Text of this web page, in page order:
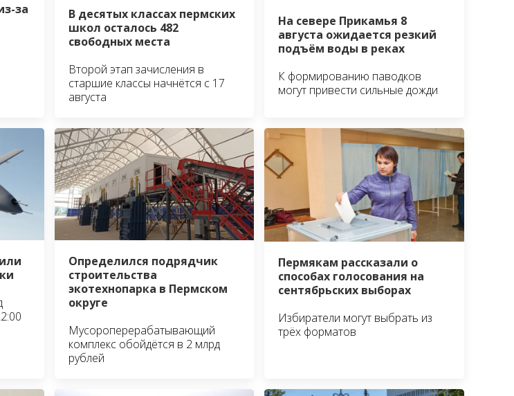
за
В десятых классах пермских
школ осталось 482
свободных места
Второй этап зачисления в
старшие классы начнётся с 17
августа
На севере Прикамья 8
августа ожидается резкий
подъём воды в реках
К формированию паводков
могут привести сильные дожди
Определился подрядчик
строительства
экотехнопарка в Пермском
округе
Мусороперерабатывающий
комплекс обойдётся в 2 млрд
рублей
Пермякам рассказали о
способах голосования на
сентябрьских выборах
Избиратели могут выбрать из
трёх форматов